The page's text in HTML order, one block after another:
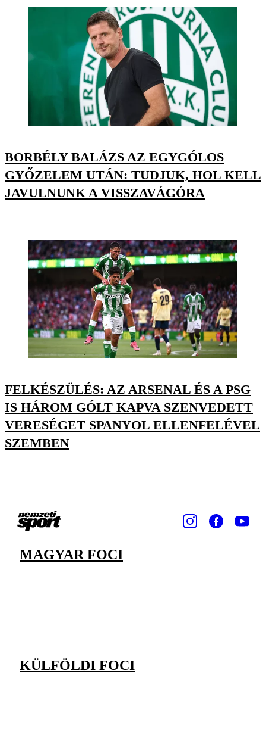
BORBÉLY BALÁZS AZ EGYGÓLOS
GYŐZELEM UTÁN: TUDJUK, HOL KELL
JAVULNUNK A VISSZAVÁGÓRA
FELKÉSZÜLÉS: AZ ARSENAL ÉS A PSG
IS HÁROM GÓLT KAPVA SZENVEDETT
VERESÉGET SPANYOL ELLENFELÉVEL
SZEMBEN
MAGYAR FOCI
KÜLFÖLDI FOCI